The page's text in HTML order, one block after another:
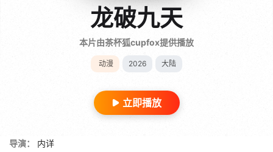
龙破九天
本片由茶杯狐cupfox提供播放
动漫 2026 大陆
立即播放
导演：
内详